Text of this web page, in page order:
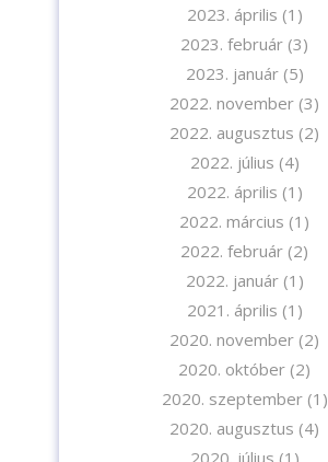
2023. április (1)
2023. február (3)
2023. január(5)
2022. november (3)
2022. augusztus (2)
2022. július (4)
2022. április (1)
2022. március (1)
2022. február (2)
2022. január(1)
2021. április (1)
2020. november (2)
2020. október (2)
2020. szeptember(1)
2020. augusztus (4)
2020. július (1)